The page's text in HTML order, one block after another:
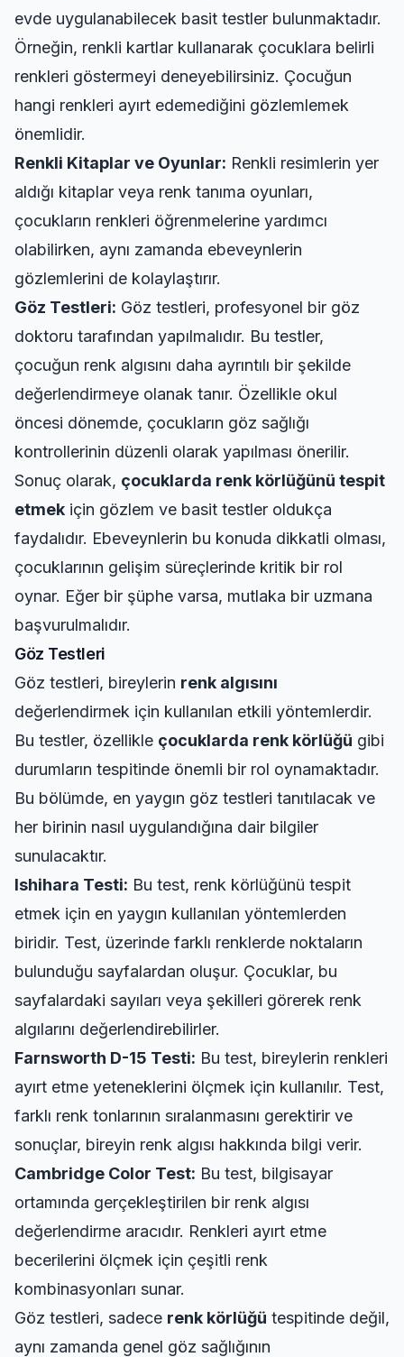
evde uygulanabilecek basit testler bulunmaktadır.
Örneğin, renkli kartlar kullanarak çocuklara belirli
renkleri göstermeyi deneyebilirsiniz. Çocuğun
hangi renkleri ayırt edemediğini gözlemlemek
önemlidir.
Renkli Kitaplar ve Oyunlar: Renkli resimlerin yer
aldığı kitaplar veya renk tanıma oyunları,
çocukların renkleri öğrenmelerine yardımcı
olabilirken, aynı zamanda ebeveynlerin
gözlemlerini de kolaylaştırır.
Göz Testleri: Göz testleri, profesyonel bir göz
doktoru tarafından yapılmalıdır. Bu testler,
çocuğun renk algısını daha ayrıntılı bir şekilde
değerlendirmeye olanak tanır. Özellikle okul
öncesi dönemde, çocukların göz sağlığı
kontrollerinin düzenli olarak yapılması önerilir.
Sonuç olarak, çocuklarda renk körlüğünü tespit
etmek için gözlem ve basit testler oldukça
faydalıdır. Ebeveynlerin bu konuda dikkatli olması,
çocuklarının gelişim süreçlerinde kritik bir rol
oynar. Eğer bir şüphe varsa, mutlaka bir uzmana
başvurulmalıdır.
Göz Testleri
Göz testleri, bireylerin renk algısını
değerlendirmek için kullanılan etkili yöntemlerdir.
Bu testler, özellikle çocuklarda renk körlüğü gibi
durumların tespitinde önemli bir rol oynamaktadır.
Bu bölümde, en yaygın göz testleri tanıtılacak ve
her birinin nasıl uygulandığına dair bilgiler
sunulacaktır.
Ishihara Testi: Bu test, renk körlüğünü tespit
etmek için en yaygın kullanılan yöntemlerden
biridir. Test, üzerinde farklı renklerde noktaların
bulunduğu sayfalardan oluşur. Çocuklar, bu
sayfalardaki sayıları veya şekilleri görerek renk
algılarını değerlendirebilirler.
Farnsworth D-15 Testi: Bu test, bireylerin renkleri
ayırt etme yeteneklerini ölçmek için kullanılır. Test,
farklı renk tonlarının sıralanmasını gerektirir ve
sonuçlar, bireyin renk algısı hakkında bilgi verir.
Cambridge Color Test: Bu test, bilgisayar
ortamında gerçekleştirilen bir renk algısı
değerlendirme aracıdır. Renkleri ayırt etme
becerilerini ölçmek için çeşitli renk
kombinasyonları sunar.
Göz testleri, sadece renk körlüğü tespitinde değil,
aynı zamanda genel göz sağlığının